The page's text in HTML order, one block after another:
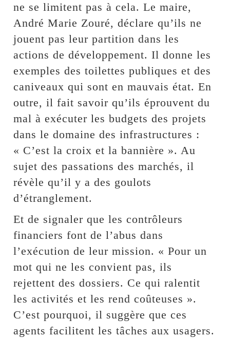
ne se limitent pas à cela. Le maire,
André Marie Zouré, déclare qu’ils ne
jouent pas leur partition dans les
actions de développement. Il donne les
exemples des toilettes publiques et des
caniveaux qui sont en mauvais état. En
outre, il fait savoir qu’ils éprouvent du
mal à exécuter les budgets des projets
dans le domaine des infrastructures :
« C’est la croix et la bannière ». Au
sujet des passations des marchés, il
révèle qu’il y a des goulots
d’étranglement.
Et de signaler que les contrôleurs
financiers font de l’abus dans
l’exécution de leur mission. « Pour un
mot qui ne les convient pas, ils
rejettent des dossiers. Ce qui ralentit
les activités et les rend coûteuses ».
C’est pourquoi, il suggère que ces
agents facilitent les tâches aux usagers.